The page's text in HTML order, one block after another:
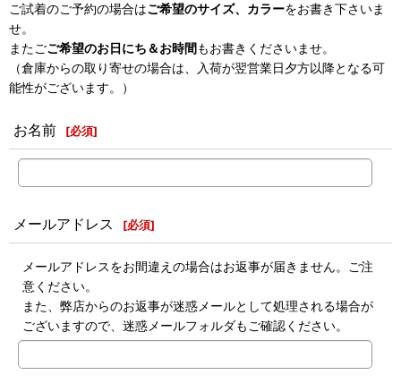
ご試着のご予約の場合はご希望のサイズ、カラーをお書き下さいま
せ。
またごご希望のお日にち＆お時間もお書きくださいませ。
（倉庫からの取り寄せの場合は、入荷が翌営業日夕方以降となる可
能性がございます。）
お名前 [必須]
メールアドレス [必須]
メールアドレスをお間違えの場合はお返事が届きません。ご注
意ください。
また、弊店からのお返事が迷惑メールとして処理される場合が
ございますので、迷惑メールフォルダもご確認ください。